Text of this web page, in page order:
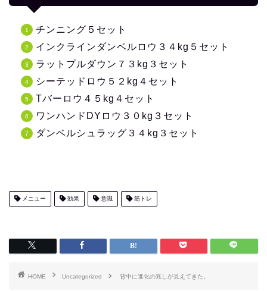
チンニング５セット
インクラインダンベルロウ３４kg５セット
ラットプルダウン７３kg３セット
シーテッドロウ５２kg４セット
Tバーロウ４５kg４セット
ワンハンドDYロウ３０kg３セット
ダンベルシュラッグ３４kg３セット
メニュー 効果 意識 筋トレ
HOME Uncategorized 背中に進化の兆しが見えてきた。